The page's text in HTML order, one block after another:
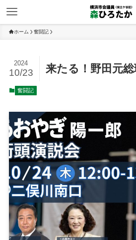
ホーム 奮闘記
来たる！野田元総
2024
10/23
奮闘記